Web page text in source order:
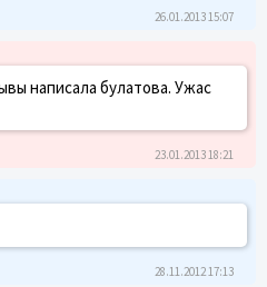
26.01.2013 15:07
написала булатова. Ужас
23.01.2013 18:21
28.11.2012 17:13